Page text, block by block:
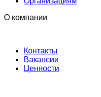
О компании
Контакты
Вакансии
Ценности